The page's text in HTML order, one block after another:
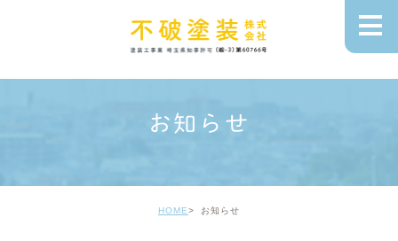
お知らせ
HOME お知らせ